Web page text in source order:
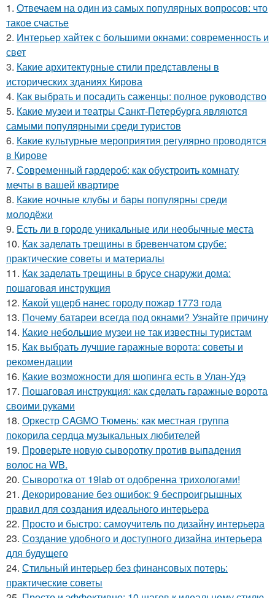
1. Отвечаем на один из самых популярных вопросов: что
такое счастье
2. Интерьер хайтек с большими окнами: современность и
свет
3. Какие архитектурные стили представлены в
исторических зданиях Кирова
4. Как выбрать и посадить саженцы: полное руководство
5. Какие музеи и театры Санкт-Петербурга являются
самыми популярными среди туристов
6. Какие культурные мероприятия регулярно проводятся
в Кирове
7. Современный гардероб: как обустроить комнату
мечты в вашей квартире
8. Какие ночные клубы и бары популярны среди
молодёжи
9. Есть ли в городе уникальные или необычные места
10. Как заделать трещины в бревенчатом срубе:
практические советы и материалы
11. Как заделать трещины в брусе снаружи дома:
пошаговая инструкция
12. Какой ущерб нанес городу пожар 1773 года
13. Почему батареи всегда под окнами? Узнайте причину
14. Какие небольшие музеи не так известны туристам
15. Как выбрать лучшие гаражные ворота: советы и
рекомендации
16. Какие возможности для шопинга есть в Улан-Удэ
17. Пошаговая инструкция: как сделать гаражные ворота
своими руками
18. Оркестр CAGMO Тюмень: как местная группа
покорила сердца музыкальных любителей
19. Проверьте новую сыворотку против выпадения
волос на WB.
20. Сыворотка от 19lab от одобренна трихологами!
21. Декорирование без ошибок: 9 беспроигрышных
правил для создания идеального интерьера
22. Просто и быстро: самоучитель по дизайну интерьера
23. Создание удобного и доступного дизайна интерьера
для будущего
24. Стильный интерьер без финансовых потерь:
практические советы